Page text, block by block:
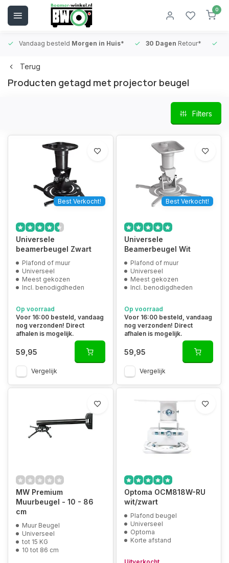
0
Vandaag besteld Morgen in Huis* 30 Dagen Retour*
Terug
Producten getagd met projector beugel
Filters
Best Verkocht!
Universele
beamerbeugel Zwart
Plafond of muur
Universeel
Meest gekozen
Incl. benodigdheden
Op voorraad
Voor 16:00 besteld, vandaag
nog verzonden! Direct
afhalen is mogelijk.
59,95
Vergelijk
Best Verkocht!
Universele
Beamerbeugel Wit
Plafond of muur
Universeel
Meest gekozen
Incl. benodigdheden
Op voorraad
Voor 16:00 besteld, vandaag
nog verzonden! Direct
afhalen is mogelijk.
59,95
Vergelijk
MW Premium
Muurbeugel - 10 - 86
cm
Muur Beugel
Universeel
tot 15 KG
10 tot 86 cm
Optoma OCM818W-RU
wit/zwart
Plafond beugel
Universeel
Optoma
Korte afstand